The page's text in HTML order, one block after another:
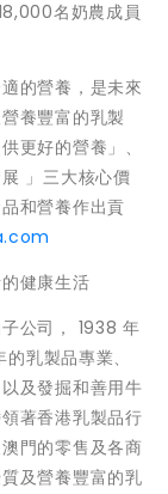
名奶農成員
的營養，是未來
養豐富的乳製
更好的營養」、
」三大核心價
和營養作出貢
健康生活
公司， 1938 年
乳製品專業、
及發掘和善用牛
著香港乳製品行
門的零售及各商
及營養豐富的乳